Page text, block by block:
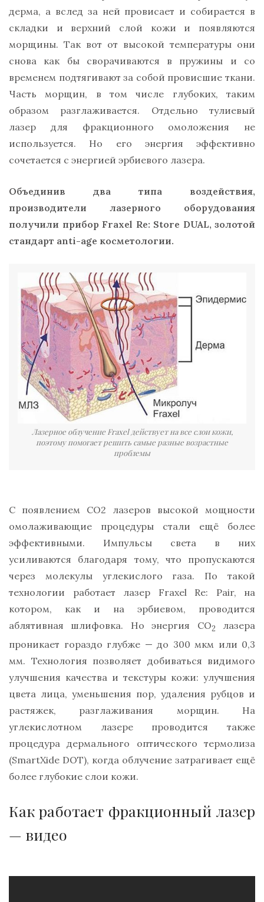
дерма, а вслед за ней провисает и собирается в
складки и верхний слой кожи и появляются
морщины. Так вот от высокой температуры они
снова как бы сворачиваются в пружины и со
временем подтягивают за собой провисшие ткани.
Часть морщин, в том числе глубоких, таким
образом разглаживается. Отдельно тулиевый
лазер для фракционного омоложения не
используется. Но его энергия эффективно
сочетается с энергией эрбиевого лазера.
Объединив два типа воздействия,
производители лазерного оборудования
получили прибор Fraxel Re: Store DUAL, золотой
стандарт anti-age косметологии.
Лазерное облучение Fraxel действует на все слои кожи,
поэтому помогает решить самые разные возрастные
проблемы
С появлением CO2 лазеров высокой мощности
омолаживающие процедуры стали ещё более
эффективными. Импульсы света в них
усиливаются благодаря тому, что пропускаются
через молекулы углекислого газа. По такой
технологии работает лазер Fraxel Re: Pair, на
котором, как и на эрбиевом, проводится
аблятивная шлифовка. Но энергия CO2
лазера
проникает гораздо глубже — до 300 мкм или 0,3
мм. Технология позволяет добиваться видимого
улучшения качества и текстуры кожи: улучшения
цвета лица, уменьшения пор, удаления рубцов и
растяжек, разглаживания морщин. На
углекислотном лазере проводится также
процедура дермального оптического термолиза
(SmartXide DOT), когда облучение затрагивает ещё
более глубокие слои кожи.
Как работает фракционный лазер
— видео